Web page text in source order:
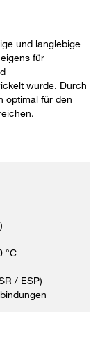
und langlebige
für
wurde. Durch
optimal für den
°C
/ ESP)